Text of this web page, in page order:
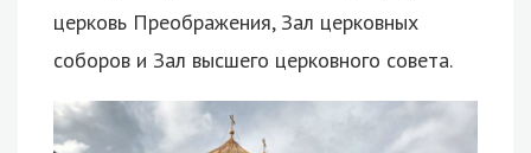
церковь Преображения, Зал церковных
соборов и Зал высшего церковного совета.